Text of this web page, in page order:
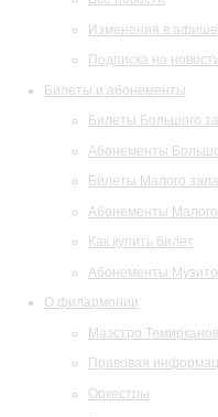
Изменения в афише
Подписка на
Билеты и абонементы
Билеты Большого
Абонементы
Билеты Малого зала
Абонементы
Как купить билет
Абонементы
О филармонии
Маэстро Темирканов
Правовая
Оркестры